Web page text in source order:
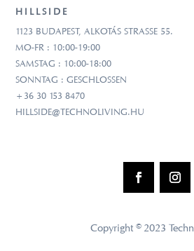
HILLSIDE
1123 BUDAPEST, ALKOTÁS STRASSE 55.
MO-FR : 10:00-19:00
SAMSTAG : 10:00-18:00
SONNTAG : GESCHLOSSEN
+36 30 153 8470
HILLSIDE@TECHNOLIVING.HU
Copyright © 2023